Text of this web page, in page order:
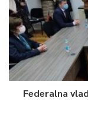
Federalna